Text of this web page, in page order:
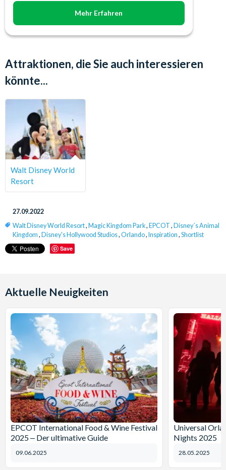
Mehr Erfahren
Attraktionen, die Sie auch interessieren
könnte...
Walt Disney World
Resort
27.09.2022
Walt Disney World Resort, Magic Kingdom Park, EPCOT , Disney´s Animal
Kingdom , Disney's Hollywood Studios, Orlando, Inspiration , Shortlist
Save
Aktuelle Neuigkeiten
EPCOT International Food & Wine Festival
2025 ‒ Der ultimative Guide
09.06.2025
Universal
Nights 2025
28.05.2025